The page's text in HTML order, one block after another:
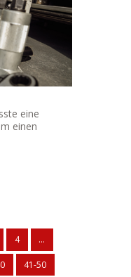
eine
einen
4 …
41-50